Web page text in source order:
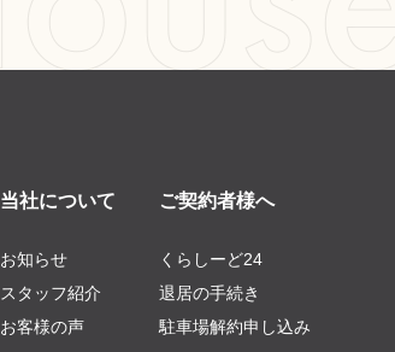
当社について
お知らせ
スタッフ紹介
お客様の声
ご契約者様へ
くらしーど24
退居の手続き
駐車場解約申し込み